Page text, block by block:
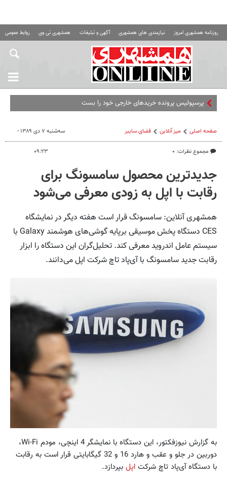
روزنامه همشهری امروز نیازمندی های همشهری آگهی و تبلیغات همشهری تی وی روابط عمومی
پرسپولیس پرونده خریدهای خارجی خود را بست
صفحه اصلی میز آنلاین فضای سایبر
مجموع نظرات: ۰
سه‌شنبه ۷ دی ۱۳۸۹ -
۰۹:۲۳
جدید‌ترین محصول سامسونگ برای
رقابت با اپل به زودی معرفی می‌شود
همشهری آنلاین: سامسونگ قرار است هفته دیگر در نمایشگاه
CES دستگاه پخش موسیقی برپایه گوشی‌های هوشمند Galaxy با
سیستم عامل اندروید معرفی کند. تحلیل‌گران این دستگاه را ابزار
رقابت جدید سامسونگ با آی‌پاد تاچ شرکت اپل می‌دانند.
به گزارش نیوزفکتور، این دستگاه با نمایشگر 4 اینچی، مودم Wi-Fi،
دوربین در جلو و عقب و هارد 16 و 32 گیگابایتی قرار است به رقابت
با دستگاه آی‌پاد تاچ شرکت اپل بپردازد.